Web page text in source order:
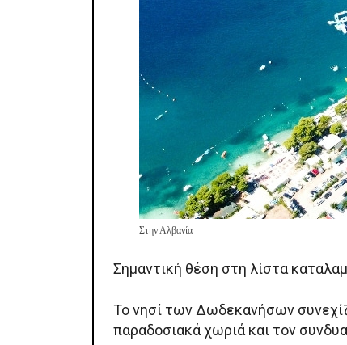
Στην Αλβανία
Σημαντική θέση στη λίστα
Το νησί των Δωδεκανήσων
παραδοσιακά χωριά και τον